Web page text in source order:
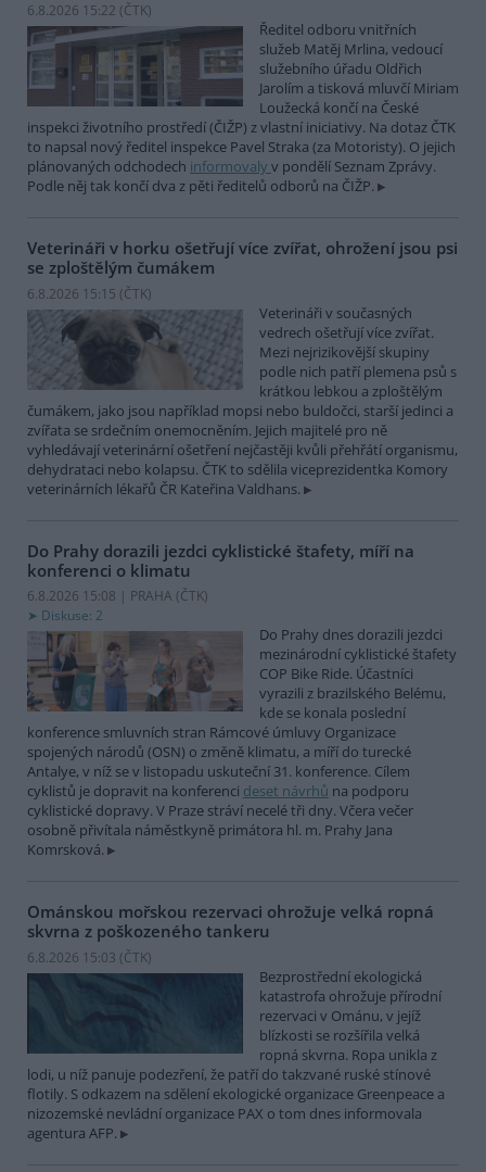
6.8.2026 15:22 (ČTK)
Ředitel odboru vnitřních
služeb Matěj Mrlina, vedoucí
služebního úřadu Oldřich
Jarolím a tisková mluvčí Miriam
Loužecká končí na České
inspekci životního prostředí (ČIŽP) z vlastní iniciativy. Na dotaz ČTK
to napsal nový ředitel inspekce Pavel Straka (za Motoristy). O jejich
plánovaných odchodech informovaly v pondělí Seznam Zprávy.
Podle něj tak končí dva z pěti ředitelů odborů na ČIŽP.
Veterináři v horku ošetřují více zvířat, ohrožení jsou psi
se zploštělým čumákem
6.8.2026 15:15 (ČTK)
Veterináři v současných
vedrech ošetřují více zvířat.
Mezi nejrizikovější skupiny
podle nich patří plemena psů s
krátkou lebkou a zploštělým
čumákem, jako jsou například mopsi nebo buldočci, starší jedinci a
zvířata se srdečním onemocněním. Jejich majitelé pro ně
vyhledávají veterinární ošetření nejčastěji kvůli přehřátí organismu,
dehydrataci nebo kolapsu. ČTK to sdělila viceprezidentka Komory
veterinárních lékařů ČR Kateřina Valdhans.
Do Prahy dorazili jezdci cyklistické štafety, míří na
konferenci o klimatu
6.8.2026 15:08 | PRAHA (ČTK)
Diskuse: 2
Do Prahy dnes dorazili jezdci
mezinárodní cyklistické štafety
COP Bike Ride. Účastníci
vyrazili z brazilského Belému,
kde se konala poslední
konference smluvních stran Rámcové úmluvy Organizace
spojených národů (OSN) o změně klimatu, a míří do turecké
Antalye, v níž se v listopadu uskuteční 31. konference. Cílem
cyklistů je dopravit na konferenci deset návrhů na podporu
cyklistické dopravy. V Praze stráví necelé tři dny. Včera večer
osobně přivítala náměstkyně primátora hl. m. Prahy Jana
Komrsková.
Ománskou mořskou rezervaci ohrožuje velká ropná
skvrna z poškozeného tankeru
6.8.2026 15:03 (ČTK)
Bezprostřední ekologická
katastrofa ohrožuje přírodní
rezervaci v Ománu, v jejíž
blízkosti se rozšířila velká
ropná skvrna. Ropa unikla z
lodi, u níž panuje podezření, že patří do takzvané ruské stínové
flotily. S odkazem na sdělení ekologické organizace Greenpeace a
nizozemské nevládní organizace PAX o tom dnes informovala
agentura AFP.